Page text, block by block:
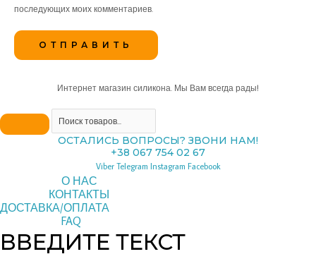
последующих моих комментариев.
Интернет магазин силикона. Мы Вам всегда рады!
ОСТАЛИСЬ ВОПРОСЫ? ЗВОНИ НАМ!
+38 067 754 02 67
Viber Telegram Instagram Facebook
О НАС
КОНТАКТЫ
ДОСТАВКА/ОПЛАТА
FAQ
ВВЕДИТЕ ТЕКСТ